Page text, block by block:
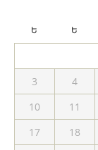
Ե Ե
3
4
10
11
17
18